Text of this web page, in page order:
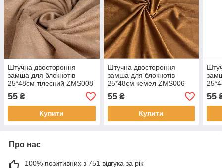
Штучна двостороння
замша для блокнотів
25*48см тілесний ZMS008
55 ₴
Купити
Штучна двостороння
замша для блокнотів
25*48см кемел ZMS006
55₴
Купити
55
Про нас
100% позитивних з 751 відгука за рік